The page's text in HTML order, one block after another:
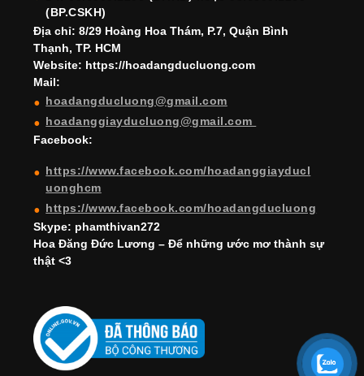
k
h
(BP.CSKH)
Địa chỉ: 8/29 Hoàng Hoa Thám, P.7, Quận Bình
Thạnh, TP. HCM
Website: https://hoadangducluong.com
Mail:
hoadangducluong@gmail.com
hoadanggiayducluong@gmail.com
Facebook:
https://www.facebook.com/hoadanggiayducl
uonghcm
https://www.facebook.com/hoadangducluong
Skype: phamthivan272
Hoa Đăng Đức Lương – Để những ước mơ thành sự
thật <3